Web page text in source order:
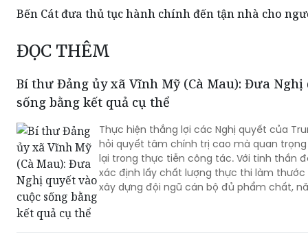
Bến Cát đưa thủ tục hành chính đến tận nhà cho
ĐỌC THÊM
Bí thư Đảng ủy xã Vĩnh Mỹ (Cà Mau): Đưa Nghị
sống bằng kết quả cụ thể
Thực hiện thắng lợi các Nghị quyết của
hỏi quyết tâm chính trị cao mà quan
lại trong thực tiễn công tác. Với tinh thần
xác định lấy chất lượng thực thi làm
xây dựng đội ngũ cán bộ đủ phẩm chất,